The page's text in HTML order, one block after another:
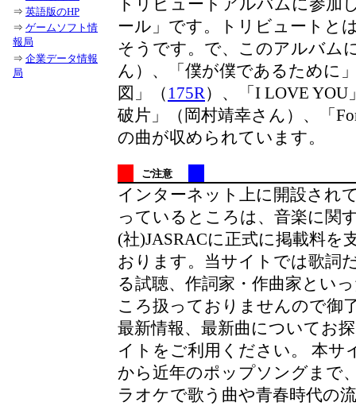
⇒ 英語版のHP
⇒ ゲームソフト情
報局
⇒ 企業データ情報
局
トリビュートアルバムに参加
ール」です。トリビュートと
そうです。で、このアルバム
ん）、「僕が僕であるために
図」（ 175R）、「I LOVE YOU
破片」（岡村靖幸さん）、「
の曲が収められています。
ご注意
インターネット上に開設され
っているところは、音楽に関
(社)JASRACに正式に掲載料を
おります。当サイトでは歌詞
る試聴、作詞家・作曲家とい
ころ扱っておりませんので御
最新情報、最新曲についてお
イトをご利用ください。 本サ
から近年のポップソングまで
ラオケで歌う曲や青春時代の